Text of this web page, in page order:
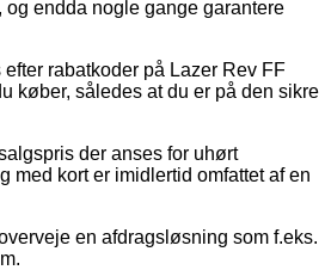
endda nogle gange garantere
rabatkoder på Lazer Rev FF
køber, således at du er på den sikre
der anses for uhørt
kort er imidlertid omfattet af en
en afdragsløsning som f.eks.